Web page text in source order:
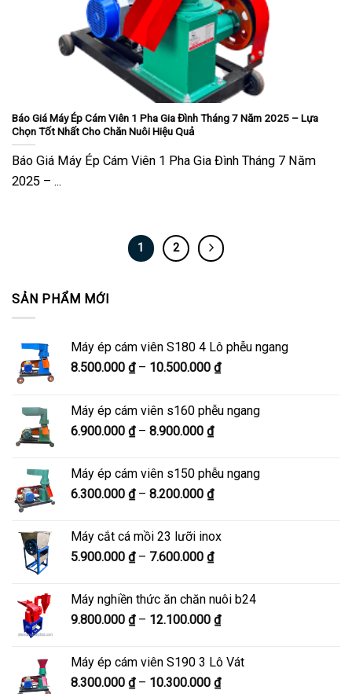
SẢN PHẨM MỚI
Máy ép cám viên S180 4 Lô phễu ngang
8.500.000 ₫ – 10.500.000 ₫Khoảng
8.500.000 ₫
Máy ép cám viên s160 phễu ngang
6.900.000 ₫ – 8.900.000 ₫Khoảng
từ
6.900.000 ₫
đến
Máy ép cám viên s150 phễu ngang
6.300.000 ₫ – 8.200.000 ₫Khoảng
6.300.000 ₫
đến
Máy cắt cá mồi 23 lưỡi inox
5.900.000 ₫ – 7.600.000 ₫Khoảng
5.900.000 ₫
đến
Máy nghiền thức ăn chăn nuôi b24
9.800.000 ₫ – 12.100.000 ₫Khoảng
9.800.000 ₫
đến
Máy ép cám viên S190 3 Lô Vát
8.300.000 ₫ – 10.300.000 ₫Khoảng
Báo Giá Máy Ép Cám Viên 1 Pha Gia Đình Tháng 7 Năm 2025 – Lựa
Chọn Tốt Nhất Cho Chăn Nuôi Hiệu Quả
Báo Giá Máy Ép Cám Viên 1 Pha Gia Đình Tháng 7 Năm
2025 – ...
1 2